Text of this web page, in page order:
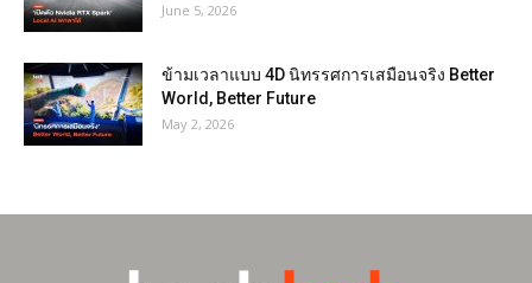
June 5, 2026
ข้ามเวลาแบบ 4D นิทรรศการเสมือนจริง Better
World, Better Future
May 2, 2026